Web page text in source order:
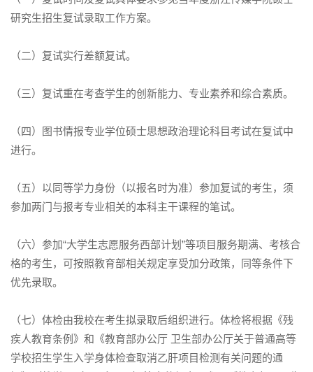
研究生招生复试录取工作方案。
（二）复试实行差额复试。
（三）复试重在考查学生的创新能力、专业素养和综合素质。
（四）图书情报专业学位硕士思想政治理论科目考试在复试中
进行。
（五）以同等学力身份（以报名时为准）参加复试的考生，须
参加两门与报考专业相关的本科主干课程的笔试。
（六）参加“大学生志愿服务西部计划”等项目服务期满、考核合
格的考生，可按照教育部相关规定享受加分政策，同等条件下
优先录取。
（七）体检由我校在考生拟录取后组织进行。体检将根据《残
疾人教育条例》和《教育部办公厅 卫生部办公厅关于普通高等
学校招生学生入学身体检查取消乙肝项目检测有关问题的通